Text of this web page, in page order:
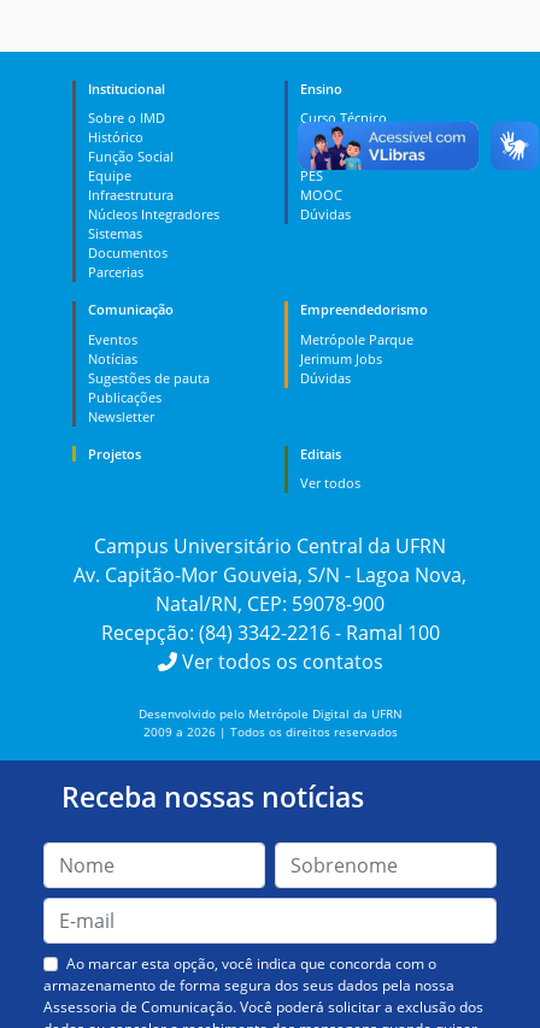
Institucional
Sobre o IMD
Histórico
Função Social
Equipe
Infraestrutura
Núcleos Integradores
Sistemas
Documentos
Parcerias
Ensino
Curso Técnico
Graduação
Pós-graduação
PES
MOOC
Dúvidas
Comunicação
Eventos
Notícias
Sugestões de pauta
Publicações
Newsletter
Empreendedorismo
Metrópole Parque
Jerimum Jobs
Dúvidas
Projetos
Editais
Ver todos
Campus Universitário Central da UFRN
Av. Capitão-Mor Gouveia, S/N - Lagoa Nova,
Natal/RN, CEP: 59078-900
Recepção: (84) 3342-2216 - Ramal 100
Ver todos os contatos
Desenvolvido pelo Metrópole Digital da UFRN
2009 a 2026 | Todos os direitos reservados
Receba nossas notícias
Ao marcar esta opção, você indica que concorda com o
armazenamento de forma segura dos seus dados pela nossa
Assessoria de Comunicação. Você poderá solicitar a exclusão dos